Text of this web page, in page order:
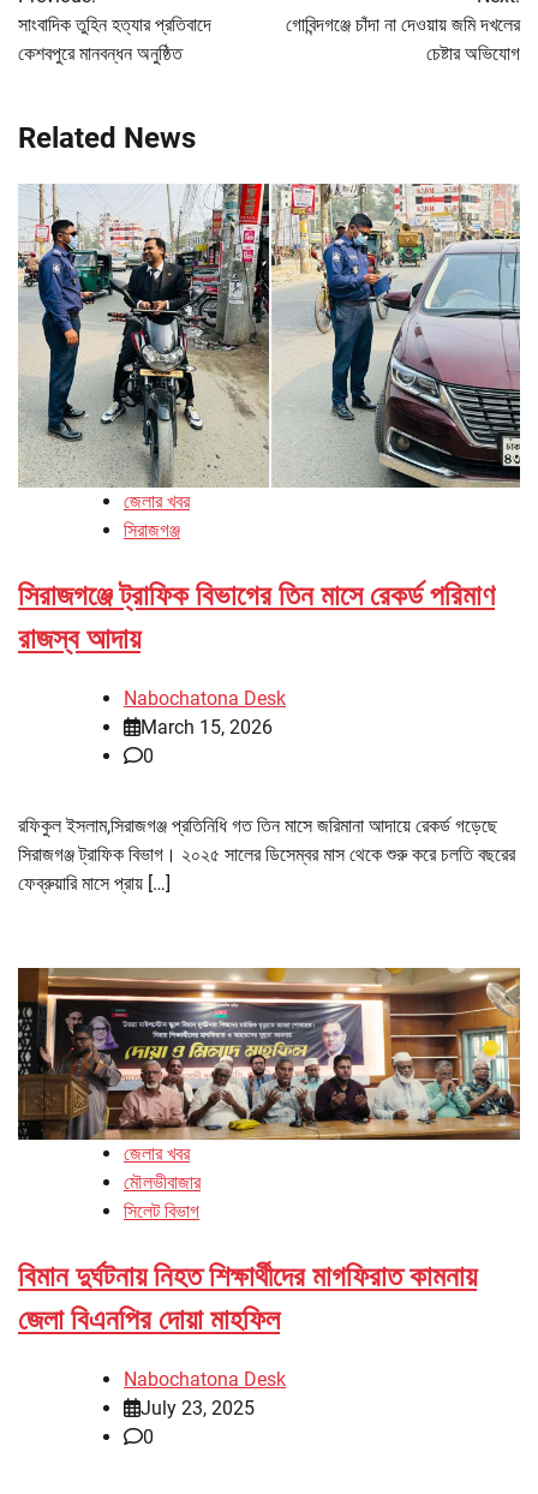
navigation
সাংবাদিক তুহিন হত্যার প্রতিবাদে
কেশবপুরে মানবন্ধন অনুষ্ঠিত
গোবিন্দগঞ্জে চাঁদা না দেওয়ায় জমি দখলের
চেষ্টার অভিযোগ
Related News
জেলার খবর
সিরাজগঞ্জ
সিরাজগঞ্জে ট্রাফিক বিভাগের তিন মাসে রেকর্ড পরিমাণ
রাজস্ব আদায়
Nabochatona Desk
March 15, 2026
0
রফিকুল ইসলাম,সিরাজগঞ্জ প্রতিনিধি গত তিন মাসে জরিমানা আদায়ে রেকর্ড গড়েছে
সিরাজগঞ্জ ট্রাফিক বিভাগ। ২০২৫ সালের ডিসেম্বর মাস থেকে শুরু করে চলতি বছরের
ফেব্রুয়ারি মাসে প্রায় […]
জেলার খবর
মৌলভীবাজার
সিলেট বিভাগ
বিমান দুর্ঘটনায় নিহত শিক্ষার্থীদের মাগফিরাত কামনায়
জেলা বিএনপির দোয়া মাহফিল
Nabochatona Desk
July 23, 2025
0